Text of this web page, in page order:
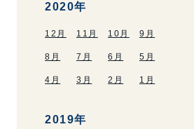
2020年
12月 11月 10月 9月
8月 7月 6月 5月
4月 3月 2月 1月
2019年